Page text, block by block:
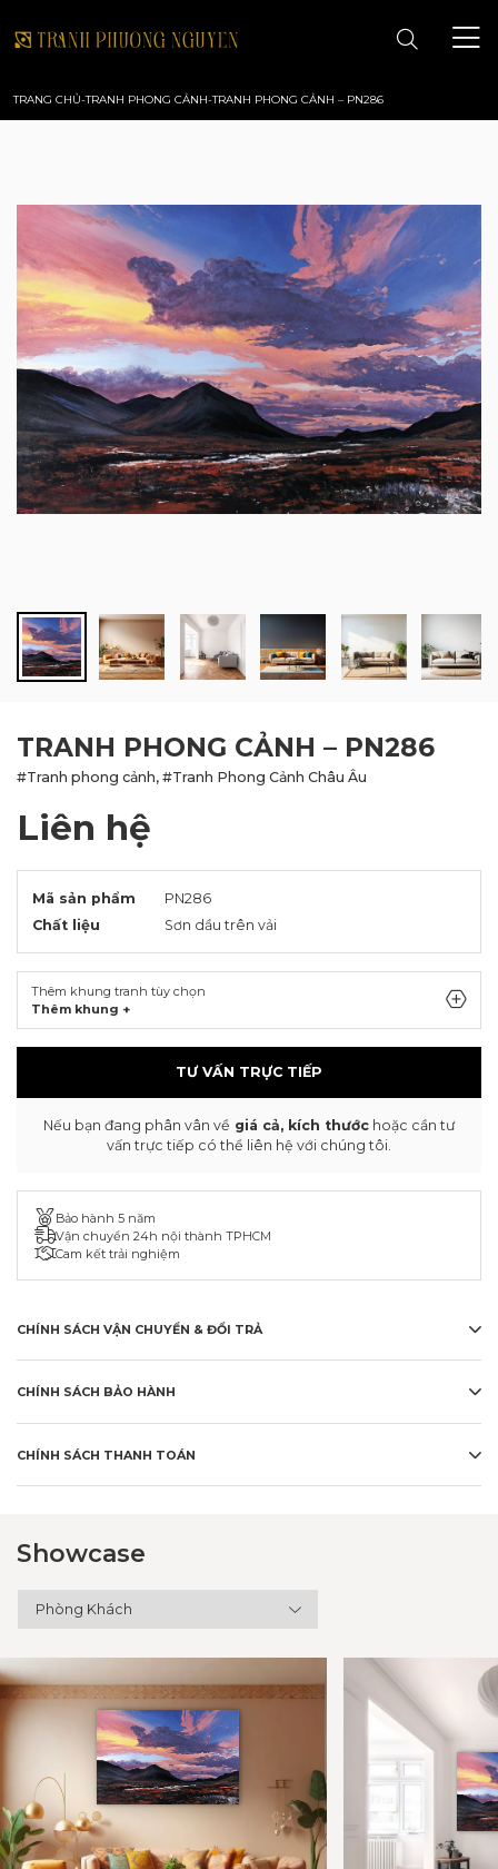
GIỚI THIỆU
TRANH PHONG CẢNH
TRANH PHONG THỦY
TRANH HOA
TRANH SƠN DẦU
TRANG CHỦ-TRANH PHONG CẢNH-TRANH PHONG CẢNH – PN286
TRANH PHONG CẢNH – PN286
#Tranh phong cảnh, #Tranh Phong Cảnh Châu Âu
Liên hệ
Mã sản phẩm
PN286
Chất liệu
Sơn dầu trên vải
Thêm khung tranh tùy chọn
Thêm khung +
TƯ VẤN TRỰC TIẾP
Nếu bạn đang phân vân về giá cả, kích thước hoặc cần tư
vấn trực tiếp có thể liên hệ với chúng tôi.
Bảo hành 5 năm
Vận chuyển 24h nội thành TPHCM
Cam kết trải nghiệm
CHÍNH SÁCH VẬN CHUYỂN & ĐỔI TRẢ
CHÍNH SÁCH BẢO HÀNH
CHÍNH SÁCH THANH TOÁN
Showcase